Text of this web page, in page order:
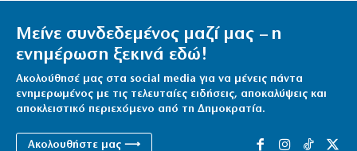
Μείνε συνδεδεμένος μαζί μας – η
ενημέρωση ξεκινά εδώ!
Ακολούθησέ μας στα social media για να μένεις πάντα
ενημερωμένος με τις τελευταίες ειδήσεις, αποκαλύψεις και
αποκλειστικό περιεχόμενο από τη Δημοκρατία.
Ακολουθήστε μας ⟶